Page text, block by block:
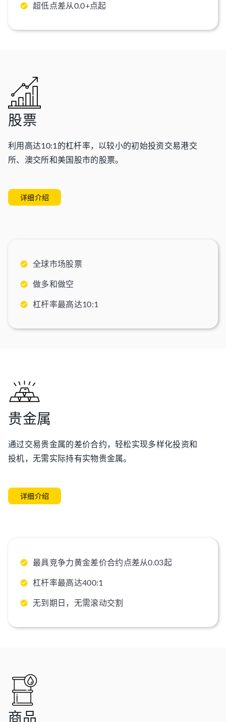
超低点差从0.0+点起
股票
利用高达10:1的杠杆率，以较小的初始投资交易港交
所、澳交所和美国股市的股票。
详细介绍
全球市场股票
做多和做空
杠杆率最高达10:1
贵金属
通过交易贵金属的差价合约，轻松实现多样化投资和
投机，无需实际持有实物贵金属。
详细介绍
最具竞争力黄金差价合约点差从0.03起
杠杆率最高达400:1
无到期日，无需滚动交割
商品